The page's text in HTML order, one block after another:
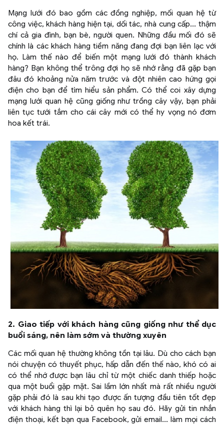
Mạng lưới đó bao gồm các đồng nghiệp, mối quan hệ từ
công việc, khách hàng hiện tại, dối tác, nhà cung cấp... thậm
chí cả gia đình, bạn bè, người quen. Những đầu mối đó sẽ
chính là các khách hàng tiềm năng đang đợi bạn liên lạc với
họ. Làm thế nào để biến một mạng lưới đó thành khách
hàng? Bạn không thể trông đợi họ sẽ nhớ rằng đã gặp bạn
đâu đó khoảng nửa năm trước và đột nhiên cao hứng gọi
điện cho bạn để tìm hiểu sản phẩm. Có thể coi xây dựng
mạng lưới quan hệ cũng giống như trồng cây vậy, bạn phải
liên tục tưới tắm cho cái cây mới có thể hy vọng nó đơm
hoa kết trái.
2. Giao tiếp với khách hàng cũng giống như thể dục
buổi sáng, nên làm sớm và thường xuyên
Các mối quan hệ thường không tồn tại lâu. Dù cho cách bạn
nói chuyện có thuyết phục, hấp dẫn đến thế nào, khó có ai
có thể nhớ được bạn lâu chỉ từ một chiếc danh thiếp hoặc
qua một buổi gặp mặt. Sai lầm lớn nhất mà rất nhiều người
gặp phải đó là sau khi tạo được ấn tượng đầu tiên tốt đẹp
với khách hàng thì lại bỏ quên họ sau đó. Hãy gửi tin nhắn
điện thoại, kết bạn qua Facebook, gửi email... làm mọi cách